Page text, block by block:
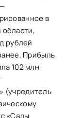
в
рублей
Прибыль
102 млн
(учредитель
«Сады